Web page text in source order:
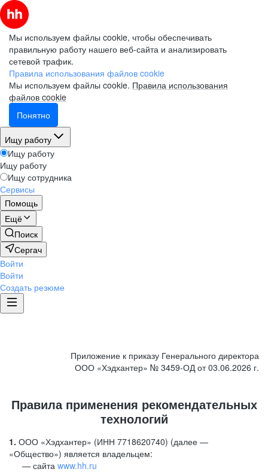
Мы используем файлы cookie, чтобы обеспечивать
правильную работу нашего веб-сайта и анализировать
сетевой трафик.
Правила использования файлов cookie
Мы используем файлы cookie. Правила использования
файлов cookie
Понятно
Ищу работу
Ищу работу
Ищу работу
Ищу сотрудника
Сервисы
Помощь
Ещё
Поиск
Сергач
Войти
Войти
Создать резюме
Приложение к приказу Генерального директора
ООО «Хэдхантер» № 3459-ОД от 03.06.2026 г.
Правила применения рекомендательных
технологий
1. ООО «Хэдхантер» (ИНН 7718620740) (далее —
«Общество») является владельцем:
сайта www.hh.ru